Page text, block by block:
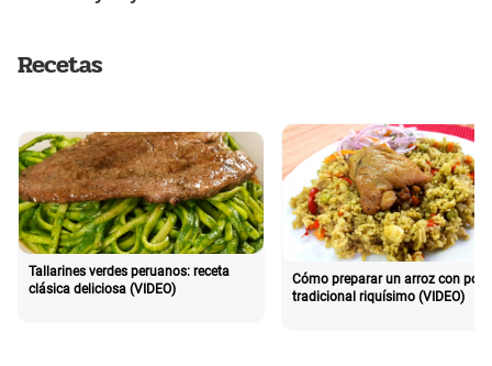
Recetas
Tallarines verdes peruanos: receta
clásica deliciosa (VIDEO)
Cómo preparar un arroz con pollo
tradicional riquísimo (VIDEO)